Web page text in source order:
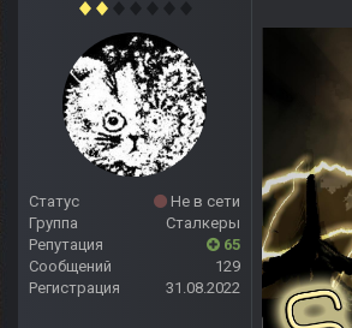
Статус
Не в сети
Группа
Сталкеры
Репутация
65
Сообщений
129
Регистрация
31.08.2022